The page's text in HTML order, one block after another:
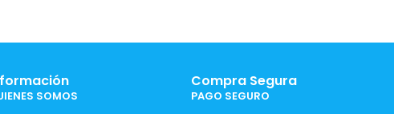
SOMOS
Compra Segura
PAGO SEGURO